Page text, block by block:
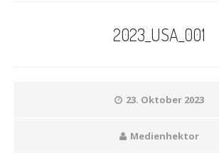
2023_USA_001
23. Oktober 2023
Medienhektor